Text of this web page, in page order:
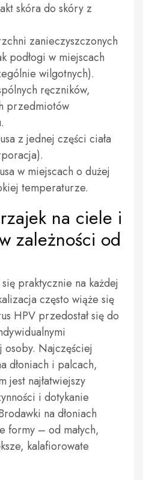
skóra do skóry z
zanieczyszczonych
podłogi w miejscach
wilgotnych).
ręczników,
przedmiotów
z jednej części ciała
w miejscach o dużej
temperaturze.
na ciele i
zależności od
praktycznie na każdej
często wiąże się
HPV przedostał się do
osoby. Najczęściej
dłoniach i palcach,
jest najłatwiejszy
i dotykanie
na dłoniach
formy – od małych,
kalafiorowate